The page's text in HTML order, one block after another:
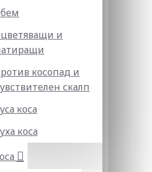
и
косопад и
скалп
коса
коса